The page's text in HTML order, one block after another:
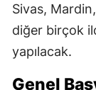
Sivas,
diğer birçok
yapılacak.
Genel